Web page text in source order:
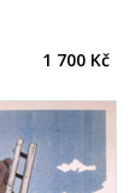
1 700 Kč